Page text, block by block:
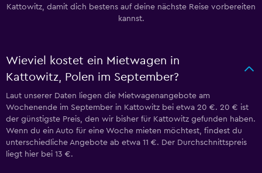
Kattowitz, damit dich bestens auf deine nächste Reise vorbereiten
kannst.
Wieviel kostet ein Mietwagen in
Kattowitz, Polen im September?
Laut unserer Daten liegen die Mietwagenangebote am
Wochenende im September in Kattowitz bei etwa 20 €. 20 € ist
der günstigste Preis, den wir bisher für Kattowitz gefunden haben.
Wenn du ein Auto für eine Woche mieten möchtest, findest du
unterschiedliche Angebote ab etwa 11 €. Der Durchschnittspreis
liegt hier bei 13 €.